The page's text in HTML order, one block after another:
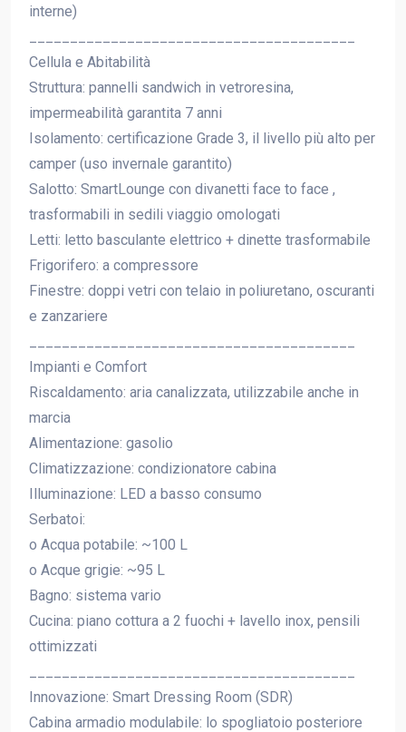
interne)
Cellula e Abitabilità
Struttura: pannelli sandwich in vetroresina,
impermeabilità garantita 7 anni
Isolamento: certificazione Grade 3, il livello più alto per
camper (uso invernale garantito)
Salotto: SmartLounge con divanetti face to face ,
trasformabili in sedili viaggio omologati
Letti: letto basculante elettrico + dinette trasformabile
Frigorifero: a compressore
Finestre: doppi vetri con telaio in poliuretano, oscuranti
e zanzariere
Impianti e Comfort
Riscaldamento: aria canalizzata, utilizzabile anche in
marcia
Alimentazione: gasolio
Climatizzazione: condizionatore cabina
Illuminazione: LED a basso consumo
Serbatoi:
o Acqua potabile: ~100 L
o Acque grigie: ~95 L
Bagno: sistema vario
Cucina: piano cottura a 2 fuochi + lavello inox, pensili
ottimizzati
Innovazione: Smart Dressing Room (SDR)
Cabina armadio modulabile: lo spogliatoio posteriore